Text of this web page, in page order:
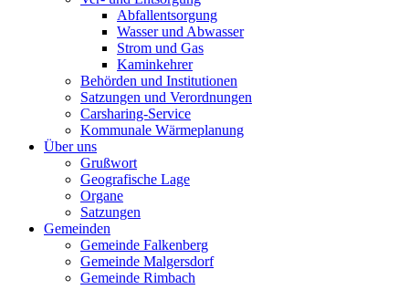
Abfallentsorgung
Wasser und Abwasser
Strom und Gas
Kaminkehrer
Behörden und Institutionen
Satzungen und Verordnungen
Carsharing-Service
Kommunale Wärmeplanung
Über uns
Grußwort
Geografische Lage
Organe
Satzungen
Gemeinden
Gemeinde Falkenberg
Gemeinde Malgersdorf
Gemeinde Rimbach